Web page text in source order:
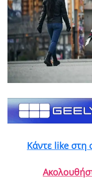
Κάντε like στη